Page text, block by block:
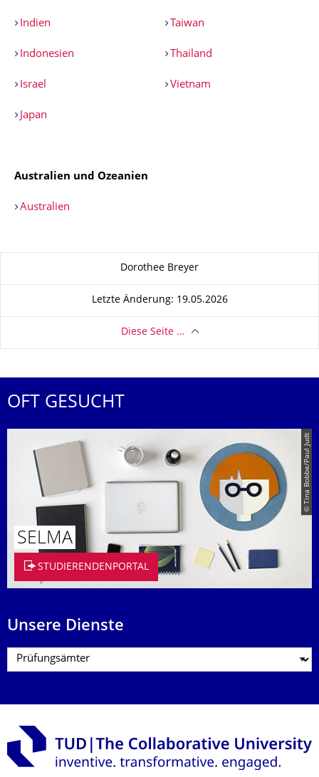
Indien Taiwan
Indonesien Thailand
Israel Vietnam
Japan
Australien und Ozeanien
Australien
Dorothee Breyer
Letzte Änderung: 19.05.2026
Diese Seite …
OFT GESUCHT
© Tina Bobbe/Paul Judt
SELMA
STUDIERENDENPORTAL
Unsere Dienste